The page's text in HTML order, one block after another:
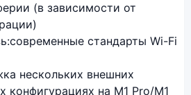
(в зависимости от
современные стандарты Wi-Fi
нескольких внешних
конфигурациях на M1 Pro/M1